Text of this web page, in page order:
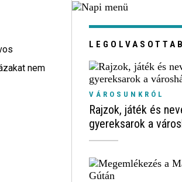
nem
VÁROSUNKRÓL
Rajzok, játék és
gyereksarok a